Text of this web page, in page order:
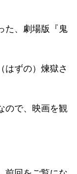
た、劇場版『鬼
はずの）煉獄さ
ので、映画を観